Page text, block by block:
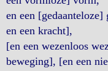
en een [gedaanteloze]
en een kracht],
[en een wezenloos
beweging], [en een